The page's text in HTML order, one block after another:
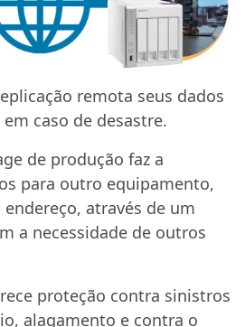
remota seus dados
caso de desastre.
de produção faz a
para outro equipamento,
através de um
a necessidade de outros
proteção contra sinistros
alagamento e contra o